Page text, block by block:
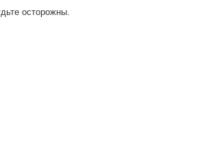
осторожны.